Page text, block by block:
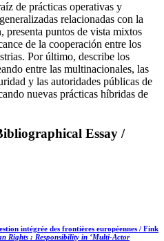
de prácticas operativas y
relacionadas con la
presenta puntos de vista mixtos
de la cooperación entre los
Por último, describe los
entre las multinacionales, las
y las autoridades públicas de
nuevas prácticas híbridas de
Essay /
intégrée des frontières européennes / Fink
Rights : Responsibility in ‘Multi-Actor